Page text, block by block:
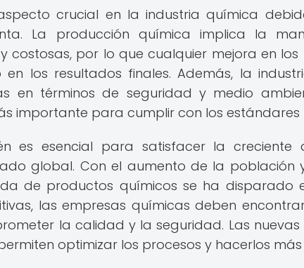
crucial en la industria química
La producción química implica la
costosas, por lo que cualquier mejora en
en los resultados finales. Además, la
en términos de seguridad y medio
importante para cumplir con los estándares
es esencial para satisfacer la
global. Con el aumento de la población
de productos químicos se ha disparado
las empresas químicas deben
la calidad y la seguridad. Las
optimizar los procesos y hacerlos más